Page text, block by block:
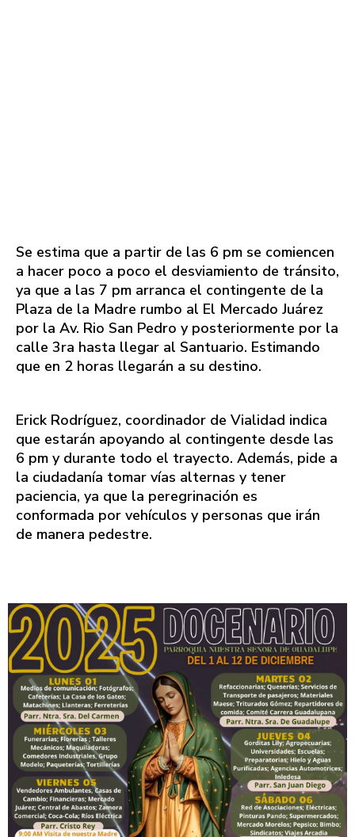
Se estima que a partir de las 6 pm se comiencen
a hacer poco a poco el desviamiento de tránsito,
ya que a las 7 pm arranca el contingente de la
Plaza de la Madre rumbo al El Mercado Juárez
por la Av. Rio San Pedro y posteriormente por la
calle 3ra hasta llegar al Santuario. Estimando
que en 2 horas llegarán a su destino.
Erick Rodríguez, coordinador de Vialidad indica
que estarán apoyando al contingente desde las
6 pm y durante todo el trayecto. Además, pide a
la ciudadanía tomar vías alternas y tener
paciencia, ya que la peregrinación es
conformada por vehículos y personas que irán
de manera pedestre.